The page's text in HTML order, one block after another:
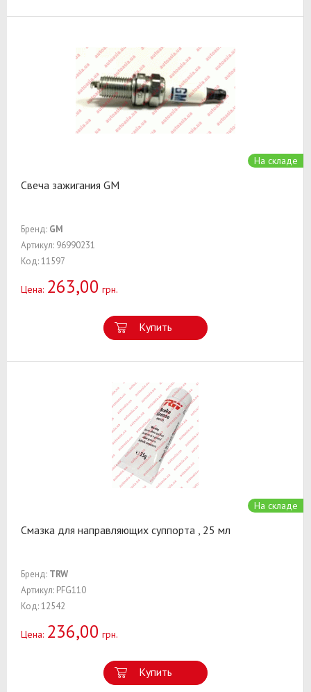
На складе
Свеча зажигания GM
Бренд: GM
Артикул: 96990231
Код: 11597
Цена: 263,00 грн.
Купить
На складе
Смазка для направляющих суппорта , 25 мл
Бренд: TRW
Артикул: PFG110
Код: 12542
Цена: 236,00 грн.
Купить